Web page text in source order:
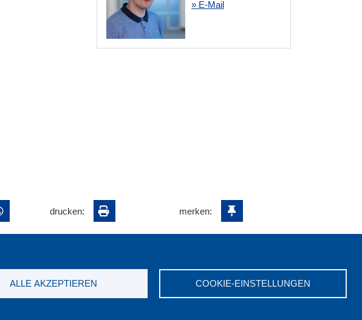
» E-Mail
COOKIE-EINSTELLUNGEN
ALLE AKZEPTIEREN
drucken: merken: